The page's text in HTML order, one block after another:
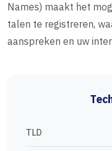
Names) maakt het
talen te registreren,
aanspreken en uw
TLD